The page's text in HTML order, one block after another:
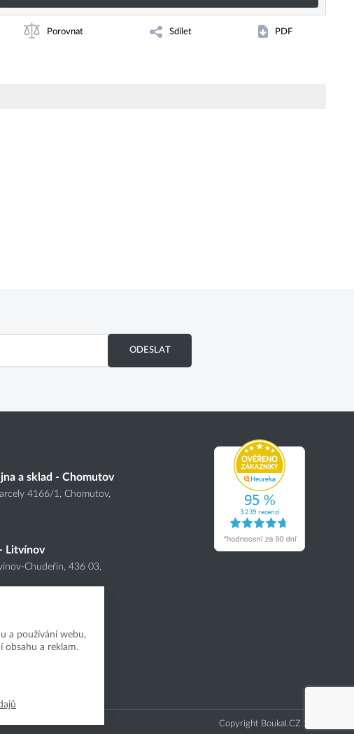
Porovnat Sdílet PDF
ODESLAT
a sklad - Chomutov
4166/1, Chomutov,
Litvínov
Chudeřín, 436 03,
Copyright Boukal.CZ 2026
a používání webu,
obsahu a reklam.